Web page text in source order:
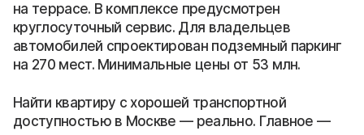
на террасе. В комплексе предусмотрен
круглосуточный сервис. Для владельцев
автомобилей спроектирован подземный паркинг
на 270 мест. Минимальные цены от 53 млн.
Найти квартиру с хорошей транспортной
доступностью в Москве — реально. Главное —